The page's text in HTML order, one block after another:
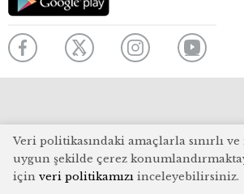
Veri politikasındaki amaçlarla sınırlı ve
uygun şekilde çerez
için veri politikamızı inceleyebilirsiniz.